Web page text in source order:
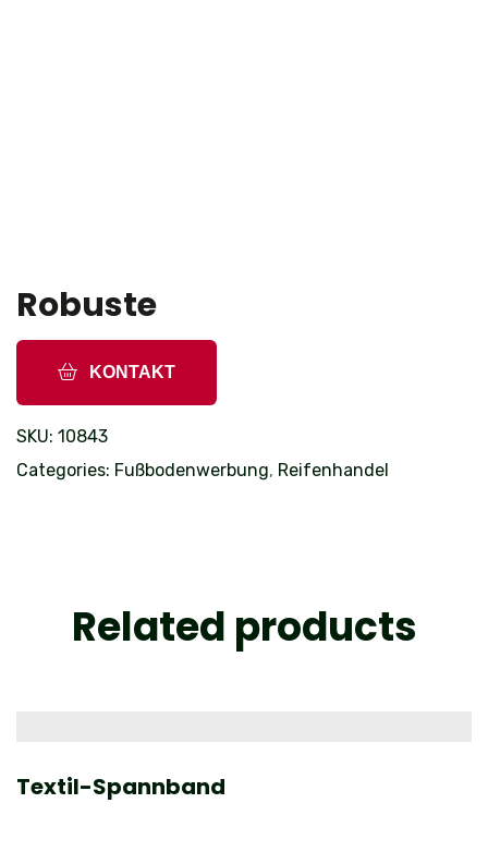
Robuste
KONTAKT
SKU: 10843
Categories: Fußbodenwerbung, Reifenhandel
Related products
Textil-Spannband